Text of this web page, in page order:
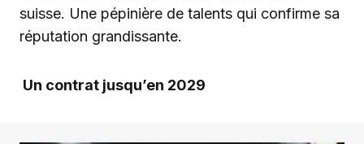
suisse. Une pépinière de talents qui confirme sa
réputation grandissante.
Un contrat jusqu’en 2029